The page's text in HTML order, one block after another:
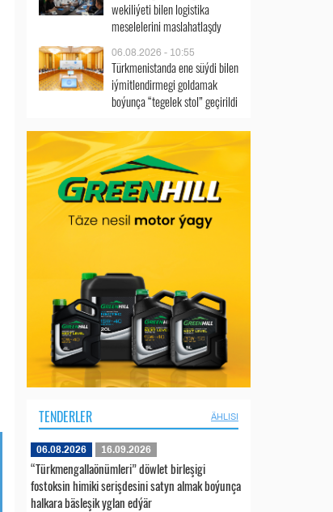
wekiliýeti bilen logistika
meselelerini maslahatlaşdy
06.08.2026 - 10:55
Türkmenistanda ene süýdi bilen
iýmitlendirmegi goldamak
boýunça “tegelek stol” geçirildi
TENDERLER ÄHLISI
06.08.2026 16.09.2026
“Türkmengallaönümleri” döwlet birleşigi
fostoksin himiki serişdesini satyn almak boýunça
halkara bäsleşik yglan edýär